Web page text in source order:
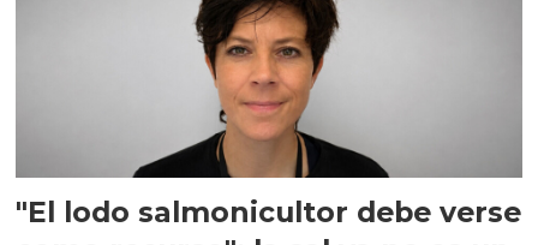
"El lodo salmonicultor debe verse